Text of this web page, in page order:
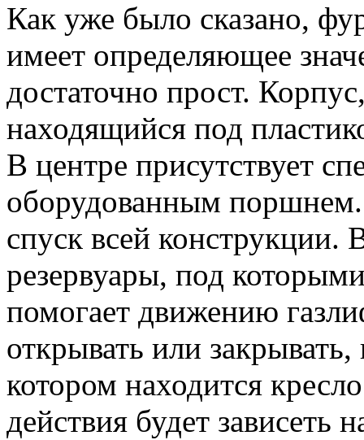
Как уже было сказано,
имеет определяющее
достаточно прост.
находящийся под
В центре присутствует
оборудованным поршнем.
спуск всей конструкции.
резервуары, под
помогает движению
открывать или
котором находится
действия будет зависеть